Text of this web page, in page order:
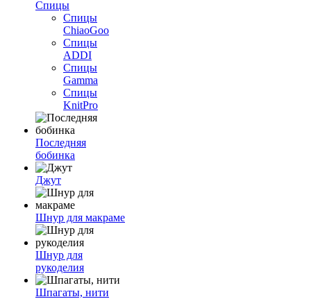
Спицы
Спицы
ChiaoGoo
Спицы
ADDI
Спицы
Gamma
Спицы
KnitPro
Последняя
бобинка
Джут
Шнур для макраме
Шнур для
рукоделия
Шпагаты, нити